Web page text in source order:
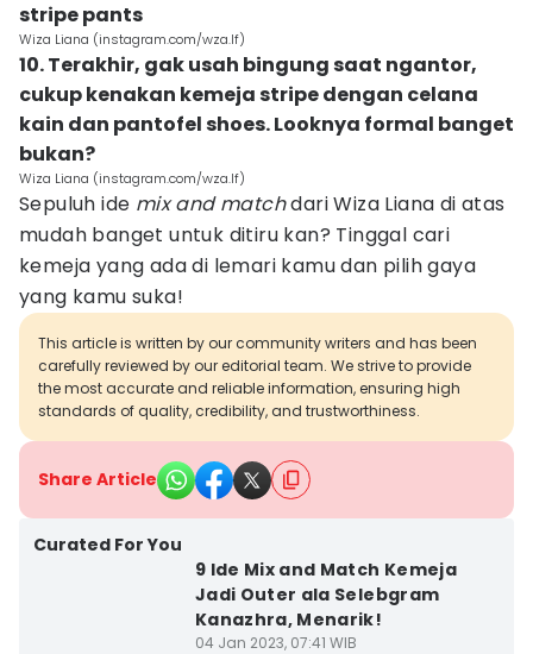
stripe pants
Wiza Liana (instagram.com/wza.lf)
10. Terakhir, gak usah bingung saat ngantor,
cukup kenakan kemeja stripe dengan celana
kain dan pantofel shoes. Looknya formal banget
bukan?
Wiza Liana (instagram.com/wza.lf)
Sepuluh ide mix and matchdari Wiza Liana di atas
mudah banget untuk ditiru kan? Tinggal cari
kemeja yang ada di lemari kamu dan pilih gaya
yang kamu suka!
This article is written by our community writers and has been
carefully reviewed by our editorial team. We strive to provide
the most accurate and reliable information, ensuring high
standards of quality, credibility, and trustworthiness.
Share Article
Curated For You
9 Ide Mix and Match Kemeja
Jadi Outer ala Selebgram
Kanazhra, Menarik!
04 Jan 2023, 07:41 WIB